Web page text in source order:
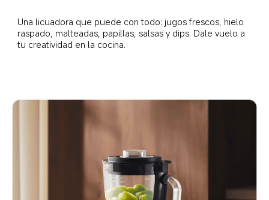
Una licuadora que puede con todo: jugos frescos, hielo
raspado, malteadas, papillas, salsas y dips. Dale vuelo a
tu creatividad en la cocina.